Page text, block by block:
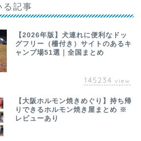
る記事
【2026年版】犬連れに便利なドッ
グフリー（柵付き）サイトのあるキ
ャンプ場51選｜全国まとめ
145234 view
【大阪ホルモン焼きめぐり】持ち帰
りできるホルモン焼き屋まとめ ※
レビューあり